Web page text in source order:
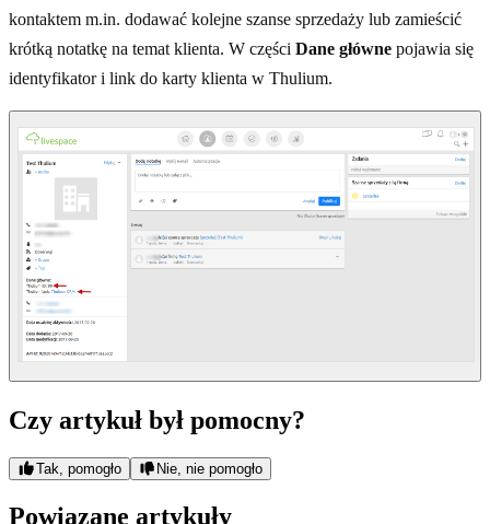
kontaktem m.in. dodawać kolejne szanse sprzedaży lub zamieścić
krótką notatkę na temat klienta. W części Dane główne pojawia się
identyfikator i link do karty klienta w Thulium.
Czy artykuł był pomocny?
Tak, pomogło Nie, nie pomogło
Powiązane artykuły